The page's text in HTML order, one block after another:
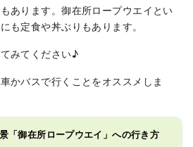
あります。御在所ロープウエイとい
も定食や丼ぶりもあります。
みてください♪
かバスで行くことをオススメしま
「御在所ロープウエイ」への行き方